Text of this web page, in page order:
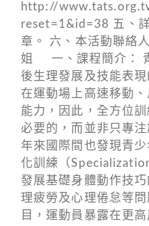
http://
reset=1&id=38 五、
章。 六、本活動聯絡
姐 一、課程簡介：
後生理發展及技能表
在運動場上高速移動
能力，因此，全方位
必要的，而並非只專
年來國際間也發現青
化訓練（
發展基礎身體動作技
理疲勞及心理倦怠等
目，運動員暴露在更